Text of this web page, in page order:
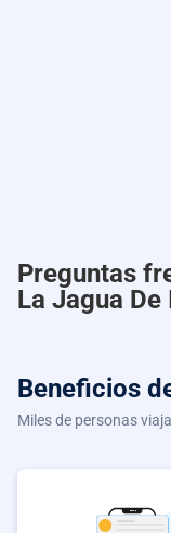
Preguntas
La Jagua
Beneficios
Miles de personas